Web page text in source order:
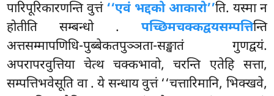
पारिपूरिकारणन्ति वुत्तं ‘‘एवं भद्दको आकारो’’ति. यस्मा न
होतीति सम्बन्धो . पच्छिमचक्कद्वयसम्पत्तिन्ति
अत्तसम्मापणिधि-पुब्बेकतपुञ्ञता-सङ्खातं गुणद्वयं.
अपरापरवुत्तिया चेत्थ चक्कभावो, चरन्ति एतेहि सत्ता,
सम्पत्तिभवेसूति वा. ये सन्धाय वुत्तं ‘‘चत्तारिमानि, भिक्खवे,